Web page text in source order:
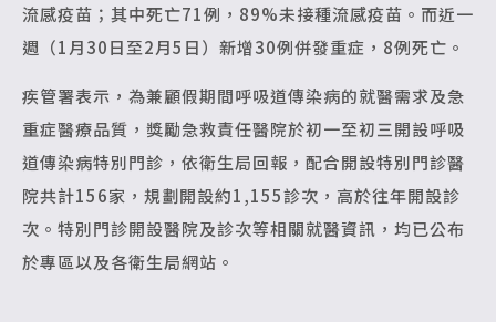
流感疫苗；其中死亡71例，89%未接種流感疫苗。而近一
週（1月30日至2月5日）新增30例併發重症，8例死亡。
疾管署表示，為兼顧假期間呼吸道傳染病的就醫需求及急
重症醫療品質，獎勵急救責任醫院於初一至初三開設呼吸
道傳染病特別門診，依衛生局回報，配合開設特別門診醫
院共計156家，規劃開設約1,155診次，高於往年開設診
次。特別門診開設醫院及診次等相關就醫資訊，均已公布
於專區以及各衛生局網站。